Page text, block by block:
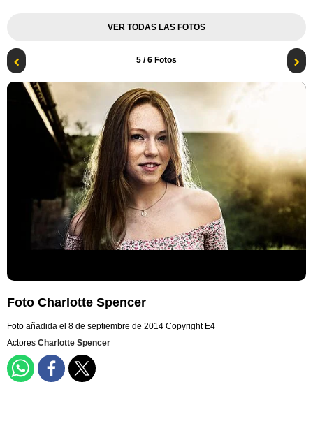
VER TODAS LAS FOTOS
5 / 6 Fotos
Foto Charlotte Spencer
Foto añadida el 8 de septiembre de 2014 Copyright E4
Actores Charlotte Spencer